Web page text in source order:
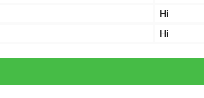
Ні
Ні